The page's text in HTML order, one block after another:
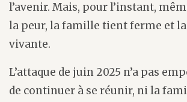
l’avenir. Mais, pour l’instant,
la peur, la famille tient ferme et
vivante.
L’attaque de juin 2025 n’a pas
de continuer à se réunir, ni la